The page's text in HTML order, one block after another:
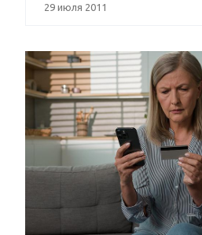
29 июля 2011